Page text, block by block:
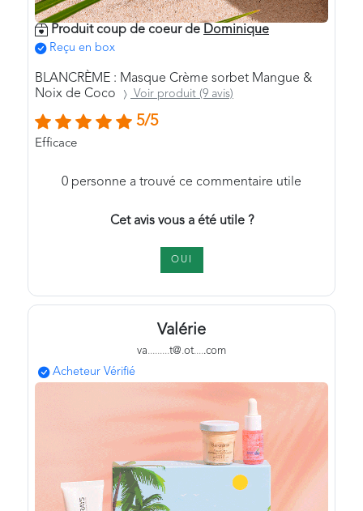
Produit coup de coeur de Dominique
Reçu en box
BLANCRÈME : Masque Crème sorbet Mangue &
Noix de Coco
Voir produit (9 avis)
5/5
Efficace
0 personne a trouvé ce commentaire utile
Cet avis vous a été utile ?
OUI
Valérie
va.........t@.ot.....com
Acheteur Vérifié